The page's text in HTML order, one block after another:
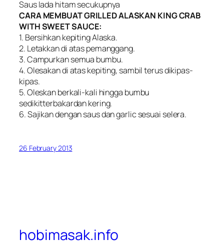
Saus lada hitam secukupnya
CARA MEMBUAT GRILLED ALASKAN KING CRAB
WITH SWEET SAUCE:
1. Bersihkan kepiting Alaska.
2. Letakkan di atas pemanggang.
3. Campurkan semua bumbu.
4. Olesakan di atas kepiting, sambil terus dikipas-
kipas.
5. Oleskan berkali-kali hingga bumbu
sedikitterbakardan kering.
6. Sajikan dengan saus dan garlic sesuai selera.
26 February 2013
hobimasak.info